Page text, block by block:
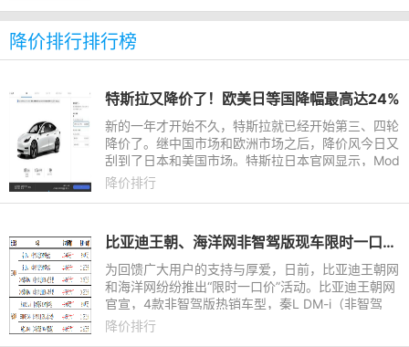
降价排行排行榜
特斯拉又降价了！欧美日等国降幅最高达24%
新的一年才开始不久，特斯拉就已经开始第三、四轮
降价了。继中国市场和欧洲市场之后，降价风今日又
刮到了日本和美国市场。特斯拉日本官网显示，Mod
el 3标准续航版本降价16%至429万日元（约26.14万
降价排行
比亚迪王朝、海洋网非智驾版现车限时一口价，最低8.98万元起
为回馈广大用户的支持与厚爱，日前，比亚迪王朝网
和海洋网纷纷推出“限时一口价”活动。比亚迪王朝网
官宣，4款非智驾版热销车型，秦L DM-i（非智驾
版）限时一口价8.98万元起，宋L DM-i（非智驾
降价排行